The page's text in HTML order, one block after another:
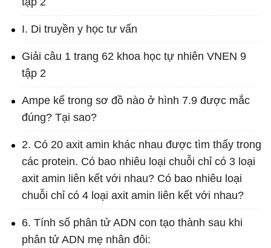
I. Di truyền y học tư vấn
Giải câu 1 trang 62 khoa học tự nhiên VNEN 9
tập 2
Ampe kế trong sơ đồ nào ở hình 7.9 được mắc
đúng? Tại sao?
2. Có 20 axit amin khác nhau được tìm thấy trong
các protein. Có bao nhiêu loại chuỗi chỉ có 3 loại
axit amin liên kết với nhau? Có bao nhiêu loại
chuỗi chỉ có 4 loại axit amin liên kết với nhau?
6. Tính số phân tử ADN con tạo thành sau khi
phân tử ADN mẹ nhân đôi: